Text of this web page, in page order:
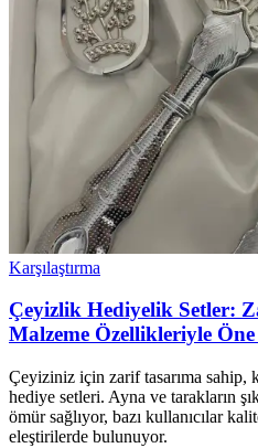
Karşılaştırma
Çeyizlik Hediyelik Setler:
Malzeme Özellikleriyle
Çeyiziniz için zarif tasarıma sahip,
hediye setleri. Ayna ve tarakların
ömür sağlıyor, bazı kullanıcılar
eleştirilerde bulunuyor.